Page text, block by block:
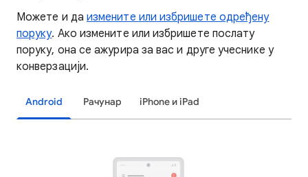
Можете и да измените или избришете одређену
поруку. Ако измените или избришете послату
поруку, она се ажурира за вас и друге учеснике у
конверзацији.
Android Рачунар iPhone и iPad